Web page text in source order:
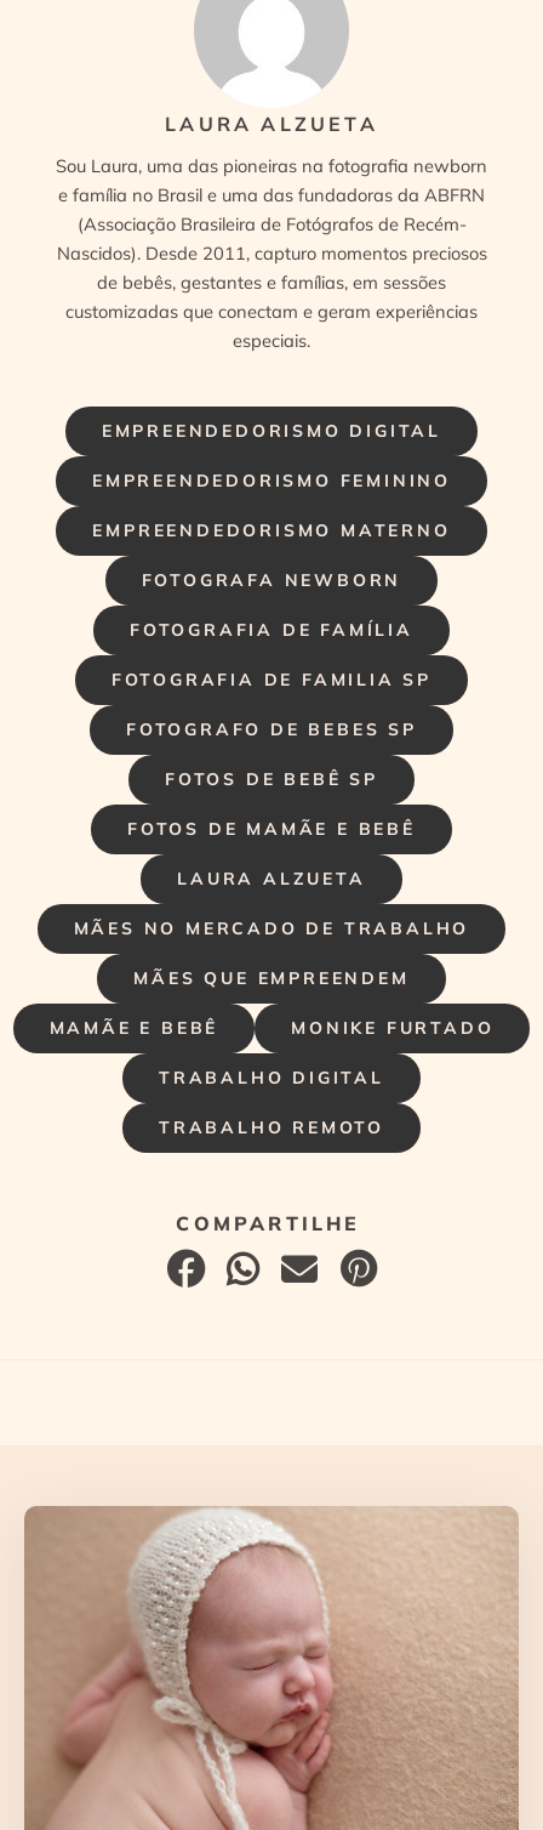
EMPREENDEDORISMO DIGITAL
EMPREENDEDORISMO FEMININO
EMPREENDEDORISMO MATERNO
FOTOGRAFA NEWBORN
FOTOGRAFIA DE FAMÍLIA
FOTOGRAFIA DE FAMILIA SP
FOTOGRAFO DE BEBES SP
FOTOS DE BEBÊ SP
FOTOS DE MAMÃE E BEBÊ
LAURA ALZUETA
MÃES NO MERCADO DE TRABALHO
MÃES QUE EMPREENDEM
MAMÃE E BEBÊ MONIKE FURTADO
TRABALHO DIGITAL
TRABALHO REMOTO
LAURA ALZUETA
Sou Laura, uma das pioneiras na fotografia newborn
e família no Brasil e uma das fundadoras da ABFRN
(Associação Brasileira de Fotógrafos de Recém-
Nascidos). Desde 2011, capturo momentos preciosos
de bebês, gestantes e famílias, em sessões
customizadas que conectam e geram experiências
especiais.